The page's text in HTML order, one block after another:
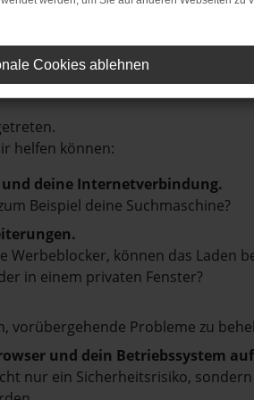
ERROR
helfen können:
deine Internetverbindung.
Beispiel deine Suchmaschine?
Werbeblocker, können das Laden
in einem privaten Fenster?
vorübergehende Probleme zu
und dein Betriebssystem
nur ein Sicherheitsrisiko,
Cookies ablehnen